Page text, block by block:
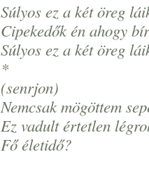
Súlyos ez a két öreg
Cipekedők én ahogy
Súlyos ez a két öreg
*
(senrjon)
Nemcsak mögöttem
Ez vadult értetlen
Fő életidő?